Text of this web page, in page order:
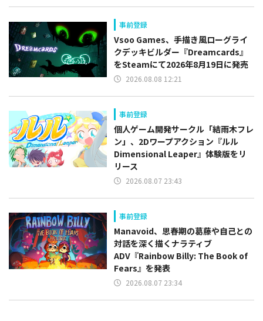
事前登録
Vsoo Games、手描き風ローグライ
クデッキビルダー『Dreamcards』
をSteamにて2026年8月19日に発売
2026.08.08 12:21
事前登録
個人ゲーム開発サークル「結雨木フレ
ン」、2Dワープアクション『ルル
Dimensional Leaper』体験版をリ
リース
2026.08.07 23:43
事前登録
Manavoid、思春期の葛藤や自己との
対話を深く描くナラティブ
ADV『Rainbow Billy: The Book of
Fears』を発表
2026.08.07 23:34